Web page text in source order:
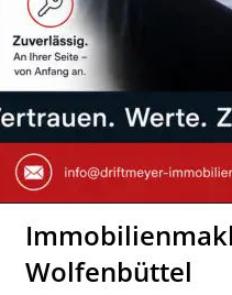
Wolfenbüttel